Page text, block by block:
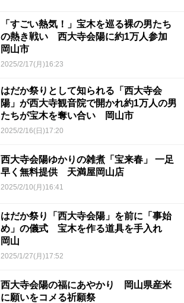
「すごい熱気！」宝木を巡る裸の男たち
の熱き戦い 西大寺会陽に約1万人参加
岡山市
2025/2/17(月)16:23
はだか祭りとして知られる「西大寺会
陽」が西大寺観音院で開かれ約1万人の男
たちが宝木を奪い合い 岡山市
2025/2/16(日)17:20
西大寺会陽ゆかりの雑煮「宝来春」 一足
早く無料提供 天満屋岡山店
2025/2/10(月)16:41
はだか祭り「西大寺会陽」を前に「事始
め」の儀式 宝木を作る道具を手入れ
岡山
2025/1/27(月)17:52
西大寺会陽の福にあやかり 岡山県産米
に願いをコメる祈願祭